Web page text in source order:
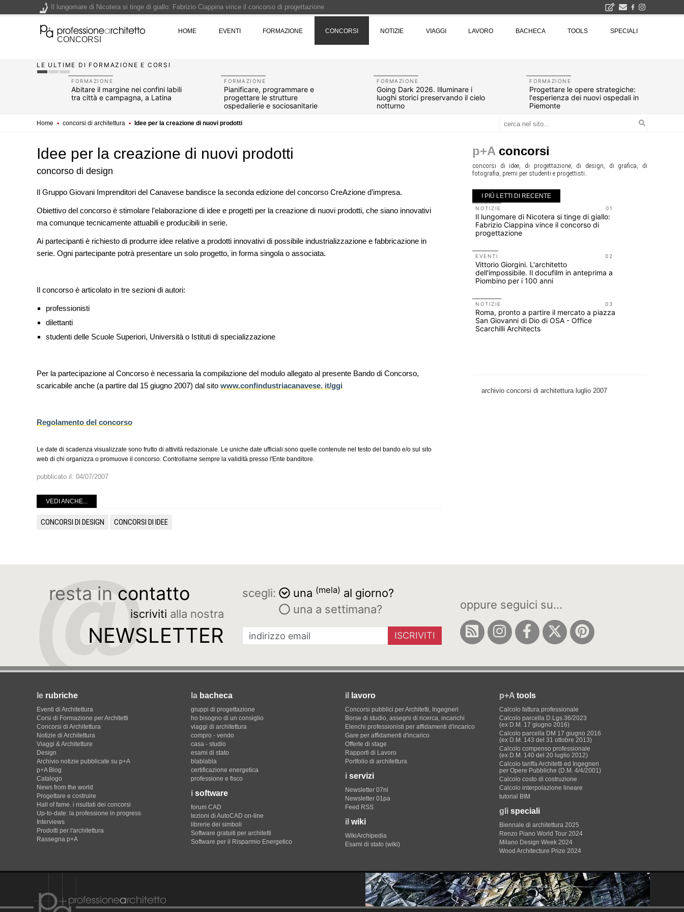
CONCORSI
HOME EVENTI FORMAZIONE CONCORSI NOTIZIE VIAGGI LAVORO BACHECA TOOLS SPECIALI
LE ULTIME DI FORMAZIONE E CORSI
FORMAZIONE
Abitare il margine nei confini labili
tra città e campagna, a Latina
FORMAZIONE
Pianificare, programmare e
progettare le strutture
ospedalierie e sociosanitarie
FORMAZIONE
Going Dark 2026. Illuminare i
luoghi storici preservando il cielo
notturno
FORMAZIONE
Progettare le opere strategiche:
l'esperienza dei nuovi ospedali in
Piemonte
Home ▪ concorsi di architettura ▪ Idee per la creazione di nuovi prodotti
Idee per la creazione di nuovi prodotti
concorso di design
Il Gruppo Giovani Imprenditori del Canavese bandisce la seconda edizione del concorso CreAzione d’impresa.
Obiettivo del concorso è stimolare l’elaborazione di idee e progetti per la creazione di nuovi prodotti, che siano innovativi
ma comunque tecnicamente attuabili e producibili in serie.
Ai partecipanti è richiesto di produrre idee relative a prodotti innovativi di possibile industrializzazione e fabbricazione in
serie. Ogni partecipante potrà presentare un solo progetto, in forma singola o associata.
Il concorso è articolato in tre sezioni di autori:
professionisti
dilettanti
studenti delle Scuole Superiori, Università o Istituti di specializzazione
Per la partecipazione al Concorso è necessaria la compilazione del modulo allegato al presente Bando di Concorso,
scaricabile anche (a partire dal 15 giugno 2007) dal sito www.confindustriacanavese. it/ggi
Regolamento del concorso
Le date di scadenza visualizzate sono frutto di attività redazionale. Le uniche date ufficiali sono quelle contenute nel testo del bando e/o sul sito
web di chi organizza o promuove il concorso. Controllarne sempre la validità presso l'Ente banditore.
pubblicato il: 04/07/2007
VEDI ANCHE...
CONCORSI DI DESIGN CONCORSI DI IDEE
p+A concorsi
concorsi di idee, di progettazione, di design, di grafica, di
fotografia, premi per studenti e progettisti..
I PIÙ LETTI DI RECENTE
07
EVENTI
Con Carlo Scarpa lungo l'Italia: tre
appuntamenti tra Palermo, Verona e
08
UP-TO-DATE
10
CONCORSI
Un nuovo volto per il lungomare di
Unipol hall, ecco il padiglione
01
NOTIZIE
Il lungomare di Nicotera si tinge di giallo:
Fabrizio Ciappina vince il concorso di
progettazione
02
EVENTI
Vittorio Giorgini. L'architetto
dell'impossibile. Il docufilm in anteprima a
Piombino per i 100 anni
03
NOTIZIE
Roma, pronto a partire il mercato a piazza
San Giovanni di Dio di OSA - Office
Scarchilli Architects
archivio concorsi di architettura luglio 2007
resta in contatto
iscriviti alla nostra
NEWSLETTER
scegli: una (mela) al giorno?
una a settimana?
ISCRIVITI
oppure seguici su...
le rubriche
Eventi di Architettura
Corsi di Formazione per Architetti
Concorsi di Architettura
Notizie di Architettura
Viaggi & Architetture
Design
Archivio notizie pubblicate su p+A
p+A Blog
Catalogo
News from the world
Progettare e costruire
Hall of fame. i risultati dei concorsi
Up-to-date: la professione in progress
Interviews
Prodotti per l'architettura
Rassegna p+A
la bacheca
gruppi di progettazione
ho bisogno di un consiglio
viaggi di architettura
compro - vendo
casa - studio
esami di stato
blablabla
certificazione energetica
professione e fisco
i software
forum CAD
lezioni di AutoCAD on-line
librerie dei simboli
Software gratuiti per architetti
Software per il Risparmio Energetico
il lavoro
Concorsi pubblici per Architetti, Ingegneri
Borse di studio, assegni di ricerca, incarichi
Elenchi professionisti per affidamenti d'incarico
Gare per affidamenti d'incarico
Offerte di stage
Rapporti di Lavoro
Portfolio di architettura
i servizi
Newsletter 07nl
Newsletter 01pa
Feed RSS
il wiki
WikiArchipedia
Esami di stato (wiki)
p+A tools
Calcolo fattura professionale
Calcolo parcella D.Lgs.36/2023
(ex D.M. 17 giugno 2016)
Calcolo parcella DM 17 giugno 2016
(ex D.M. 143 del 31 ottobre 2013)
Calcolo compenso professionale
(ex D.M. 140 del 20 luglio 2012)
Calcolo tariffa Architetti ed Ingegneri
per Opere Pubbliche (D.M. 4/4/2001)
Calcolo costo di costruzione
Calcolo interpolazione lineare
tutorial BIM
gli speciali
Biennale di architettura 2025
Renzo Piano World Tour 2024
Milano Design Week 2024
Wood Architecture Prize 2024
Il lungomare di Nicotera si tinge di giallo: Fabrizio Ciappina vince il concorso di progettazione
Un nuovo volto per il lungomare di Villammare - Concorso di progettazione a procedura aperta due fasi Montepremi: 18.000 euro
L'obbligo di aggiornamento del Psc non decade se il cantiere è fermo - La pronuncia della Corte di Cassazione